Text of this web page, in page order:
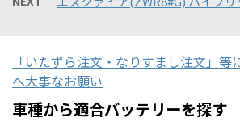
「いたずら注文・なりすまし注文」等
へ大事なお願い
車種から適合バッテリーを探す